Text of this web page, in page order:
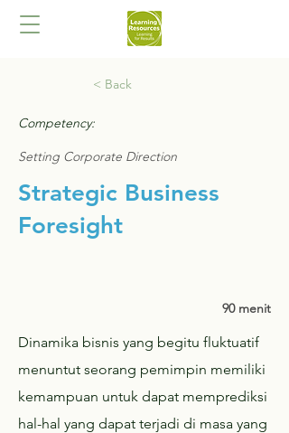
< Back
Competency:
Setting Corporate Direction
Strategic Business
Foresight
90 menit
Dinamika bisnis yang begitu fluktuatif
menuntut seorang pemimpin memiliki
kemampuan untuk dapat memprediksi
hal-hal yang dapat terjadi di masa yang